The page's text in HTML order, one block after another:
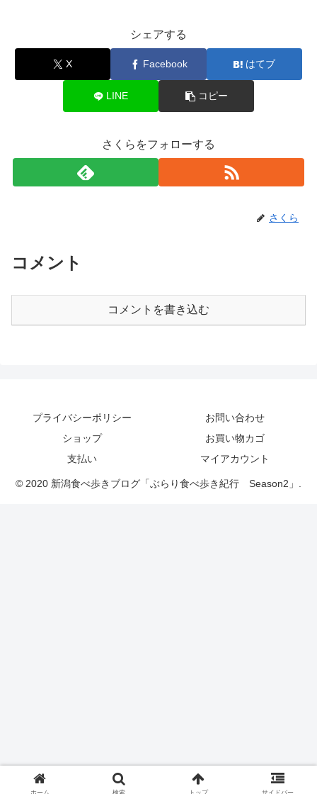
シェアする
X Facebook はてブ
LINE コピー
さくらをフォローする
さくら
コメント
コメントを書き込む
プライバシーポリシー
お問い合わせ
ショップ
お買い物カゴ
支払い
マイアカウント
© 2020 新潟食べ歩きブログ「ぶらり食べ歩き紀行 Season2」.
ホーム 検索 トップ サイドバー